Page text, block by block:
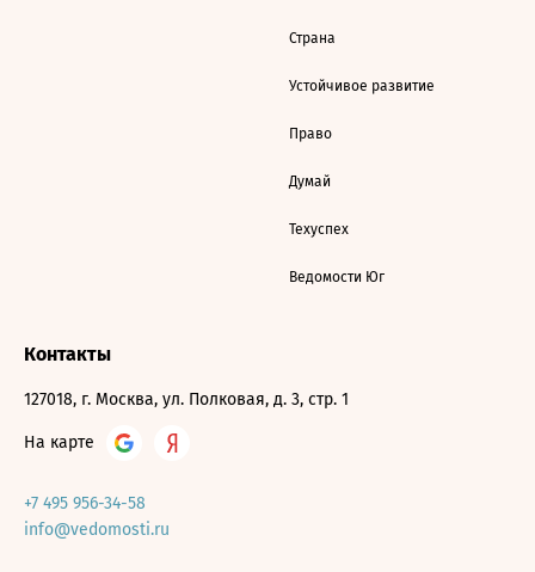
Страна
Устойчивое развитие
Право
Думай
Техуспех
Ведомости Юг
Контакты
127018, г. Москва, ул. Полковая, д. 3, стр. 1
На карте
+7 495 956-34-58
info@vedomosti.ru